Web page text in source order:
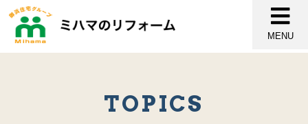
MENU
TOPICS